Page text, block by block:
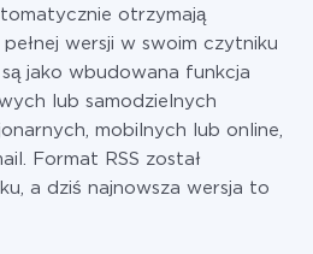
otrzymają
wersji w swoim czytniku
są jako wbudowana funkcja
lub samodzielnych
mobilnych lub online,
Format RSS został
a dziś najnowsza wersja to